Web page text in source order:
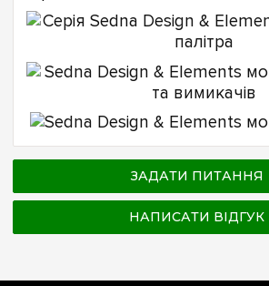
ЗАДАТИ ПИТАННЯ
НАПИСАТИ ВІДГУК